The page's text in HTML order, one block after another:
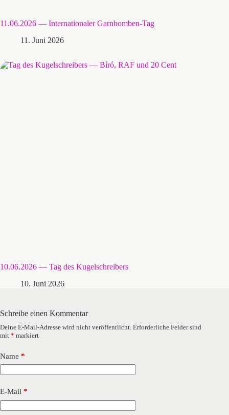
11.06.2026 — Internationaler Garnbomben-Tag
11. Juni 2026
10.06.2026 — Tag des Kugelschreibers
10. Juni 2026
Schreibe einen Kommentar
Deine E-Mail-Adresse wird nicht veröffentlicht. Erforderliche Felder sind
mit * markiert
Name *
E-Mail *